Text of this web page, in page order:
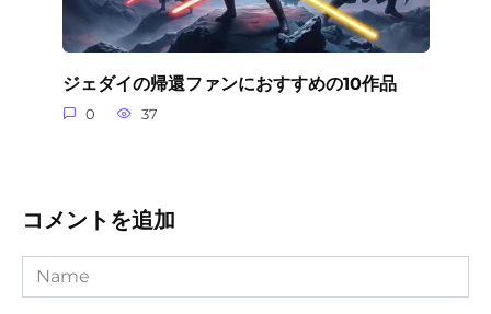
ジェダイの帰還ファンにおすすめの10作品
0 37
コメントを追加
Name